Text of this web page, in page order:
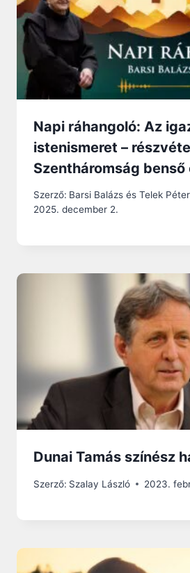
Napi ráhangoló: Az
istenismeret –
Szentháromság
Szerző: Barsi Balázs és Telek
2025. december 2.
Dunai Tamás színész
Szerző: Szalay László 2023.